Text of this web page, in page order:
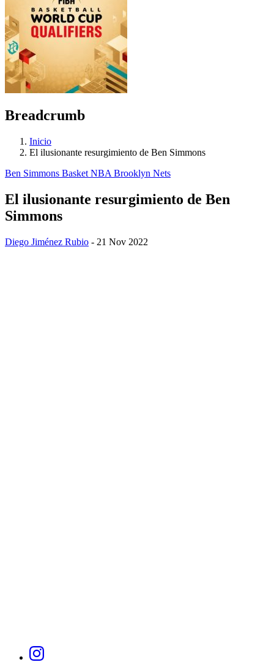
Breadcrumb
Inicio
El ilusionante resurgimiento de Ben Simmons
Ben Simmons Basket NBA Brooklyn Nets
El ilusionante resurgimiento de Ben
Simmons
Diego Jiménez Rubio - 21 Nov 2022